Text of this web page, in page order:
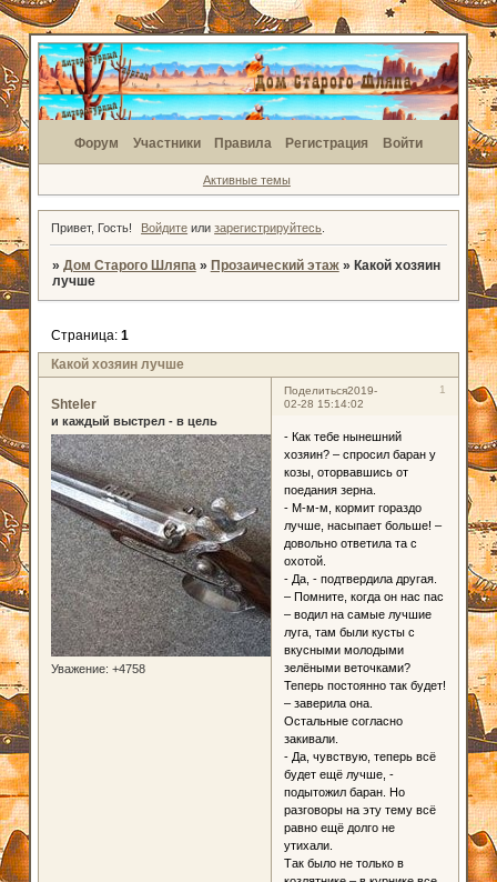
Форум Участники Правила Регистрация Войти
Активные темы
Привет, Гость! Войдите илизарегистрируйтесь
» Дом Старого Шляпа » Прозаический этаж » Какой хозяин
лучше
Какой хозяин лучше
Страница: 1
Поделиться 1
2019-
02-28 15:14:02
Shteler
и каждый выстрел - в цель
Уважение: +4758
- Как тебе нынешний
хозяин? – спросил баран у
козы, оторвавшись от
поедания зерна.
- М-м-м, кормит гораздо
лучше, насыпает больше! –
довольно ответила та с
охотой.
- Да, - подтвердила другая.
– Помните, когда он нас пас
– водил на самые лучшие
луга, там были кусты с
вкусными молодыми
зелёными веточками?
Теперь постоянно так будет!
– заверила она.
Остальные согласно
закивали.
- Да, чувствую, теперь всё
будет ещё лучше, -
подытожил баран. Но
разговоры на эту тему всё
равно ещё долго не
утихали.
Так было не только в